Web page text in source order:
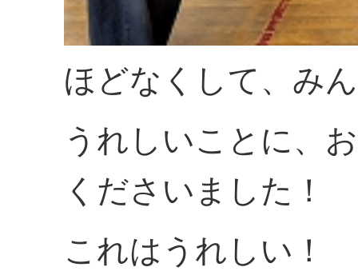
ほどなくして、み
うれしいことに、
くださいました！
これはうれしい！